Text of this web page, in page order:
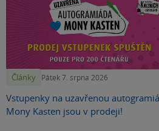
Články Pátek 7. srpna 2026
Vstupenky na uzavřenou
Mony Kasten jsou v prodeji!